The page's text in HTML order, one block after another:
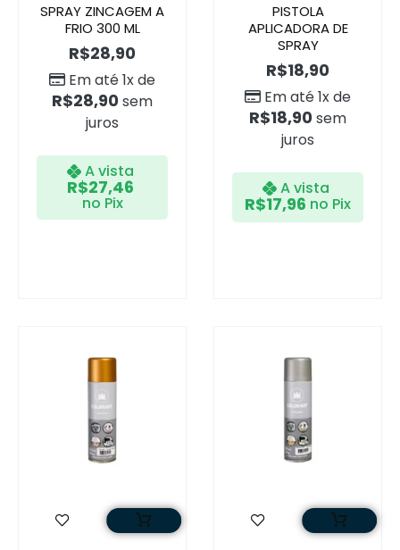
SPRAY ZINCAGEM A
FRIO 300 ML
R$28,90
Em até 1x de
R$28,90 sem
juros
A vista
R$27,46
no Pix
PISTOLA
APLICADORA DE
SPRAY
R$18,90
Em até 1x de
R$18,90 sem
juros
A vista
R$17,96 no Pix